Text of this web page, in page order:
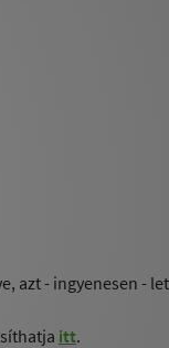
azt - ingyenesen -
itt.